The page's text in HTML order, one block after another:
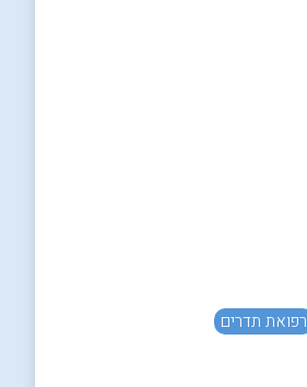
רפואת תדרים